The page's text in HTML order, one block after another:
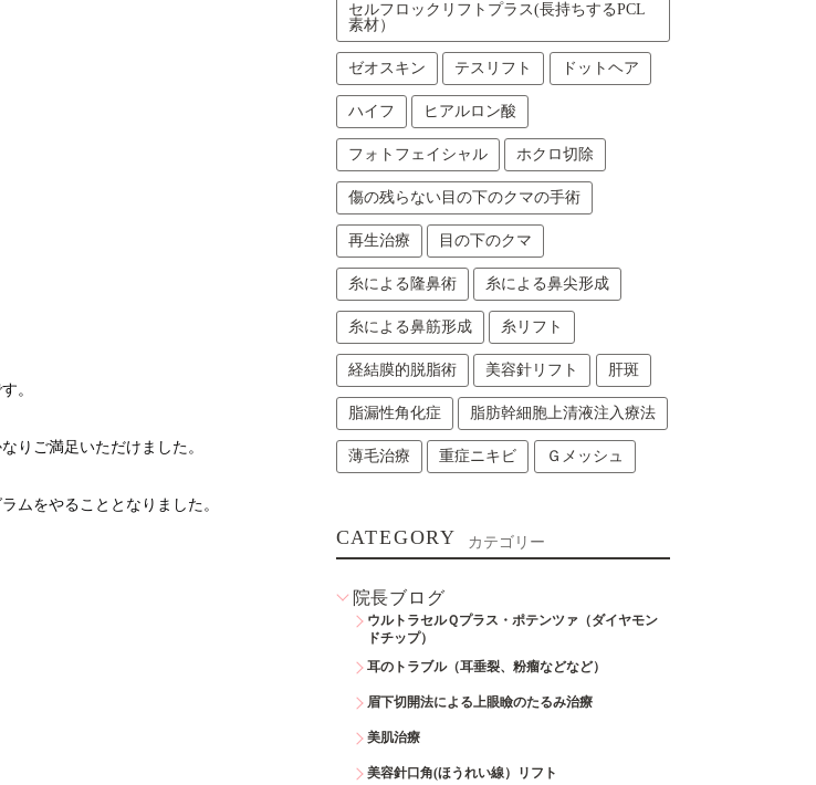
。
りご満足いただけました。
ムをやることとなりました。
セルフロックリフトプラス(長持ちするPCL
素材）
ゼオスキン テスリフト ドットヘア
ハイフ ヒアルロン酸
フォトフェイシャル ホクロ切除
傷の残らない目の下のクマの手術
再生治療 目の下のクマ
糸による隆鼻術 糸による鼻尖形成
糸による鼻筋形成 糸リフト
経結膜的脱脂術 美容針リフト 肝斑
脂漏性角化症 脂肪幹細胞上清液注入療法
薄毛治療 重症ニキビ Ｇメッシュ
CATEGORY カテゴリー
院長ブログ
ウルトラセルＱプラス・ポテンツァ（ダイヤモン
ドチップ）
耳のトラブル（耳垂裂、粉瘤などなど）
眉下切開法による上眼瞼のたるみ治療
美肌治療
美容針口角(ほうれい線）リフト